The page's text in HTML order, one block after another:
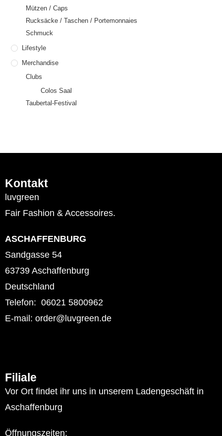
Mützen / Caps
Rucksäcke / Taschen / Portemonnaies
Schmuck
Lifestyle
Merchandise
Clubs
Colos Saal
Taubertal-Festival
Kontakt
luvgreen
Fair Fashion & Accessoires.
ASCHAFFENBURG
Sandgasse 54
63739 Aschaffenburg
Deutschland
Telefon: 06021 5800962
E-mail: order@luvgreen.de
Filiale
Vor Ort findet ihr uns in unserem Ladengeschäft in
Aschaffenburg
Öffnungszeiten: